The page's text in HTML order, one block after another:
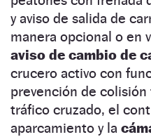
y aviso de salida de
manera opcional o en
aviso de cambio de
crucero activo con
prevención de
tráfico cruzado, el
aparcamiento y la